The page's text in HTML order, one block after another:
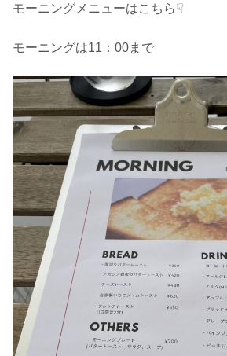
モーニングメニューはこちら☟
モーニングは11：00まで